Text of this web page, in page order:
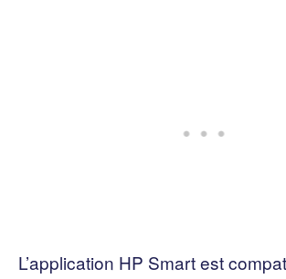
L’application HP Smart est